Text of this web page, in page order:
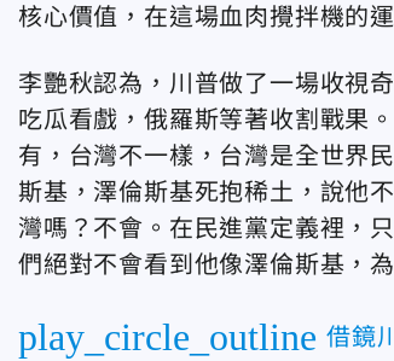
核心價值，在這場血肉攪拌機的
李艷秋認為，川普做了一場收視
吃瓜看戲，俄羅斯等著收割戰果
有，台灣不一樣，台灣是全世界
斯基，澤倫斯基死抱稀土，說他
灣嗎？不會。在民進黨定義裡，
們絕對不會看到他像澤倫斯基，
play_circle_outline 借鏡